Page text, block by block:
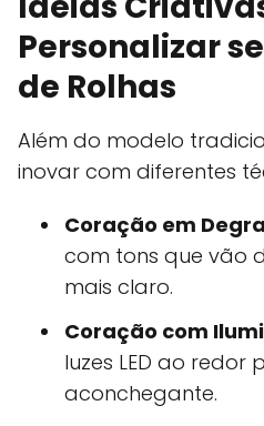
Personalizar
de Rolhas
Além do modelo
inovar com diferentes
Coração em
com tons que vão
mais claro.
Coração com
luzes LED ao redor
aconchegante.